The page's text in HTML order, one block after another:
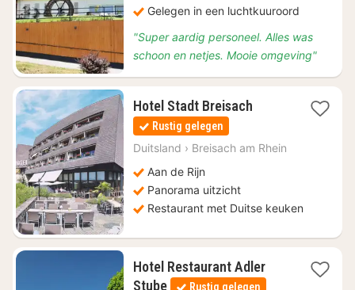
Gelegen in een luchtkuuroord
"Super aardig personeel. Alles was
schoon en netjes. Mooie omgeving"
Hotel Stadt Breisach1
€
Rustig gelegen
Duitsland › Breisach am Rhein
Aan de Rijn
Panorama uitzicht
Restaurant met Duitse keuken
Hotel Restaurant Adler
Stube1
Rustig gelegen